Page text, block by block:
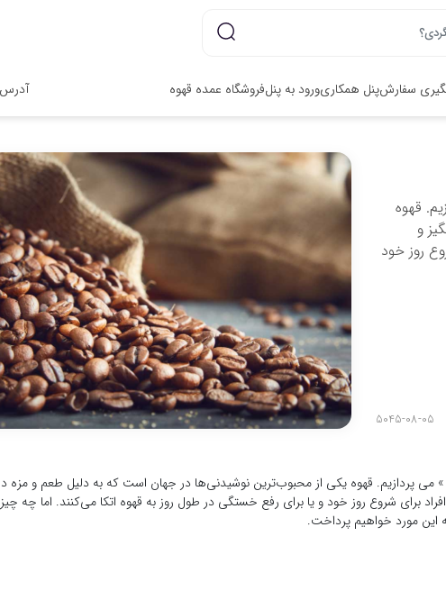
سفارشپنل همکاریورود به پنلفروشگاه عمده قهوه
قهوه
و
روز خود
5045-08-05
» می پردازیم. قهوه یکی از محبوب‌ترین نوشیدنی‌ها در جهان است که به دلیل طعم و مزه
برای شروع روز خود و یا برای رفع خستگی در طول روز به قهوه اتکا می‌کنند. اما چه
این مورد خواهیم پرداخت.